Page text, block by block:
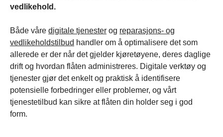
vedlikehold.
Både våre digitale tjenester og reparasjons- og
vedlikeholdstilbud handler om å optimalisere det som
allerede er der når det gjelder kjøretøyene, deres daglige
drift og hvordan flåten administreres. Digitale verktøy og
tjenester gjør det enkelt og praktisk å identifisere
potensielle forbedringer eller problemer, og vårt
tjenestetilbud kan sikre at flåten din holder seg i god
form.